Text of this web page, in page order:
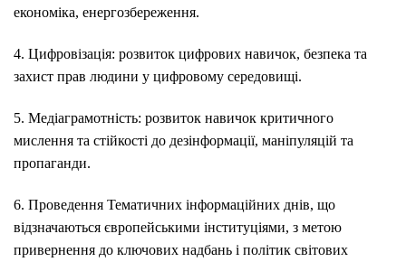
економіка, енергозбереження.
4. Цифровізація: розвиток цифрових навичок, безпека та
захист прав людини у цифровому середовищі.
5. Медіаграмотність: розвиток навичок критичного
мислення та стійкості до дезінформації, маніпуляцій та
пропаганди.
6. Проведення Тематичних інформаційних днів, що
відзначаються європейськими інституціями, з метою
привернення до ключових надбань і політик світових